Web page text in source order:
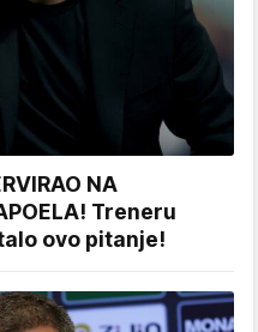
NA
Treneru
ovo pitanje!